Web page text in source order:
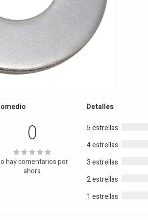
0
hay comentarios por
ahora
Detalles
5 estrellas
4 estrellas
3 estrellas
2 estrellas
1 estrellas